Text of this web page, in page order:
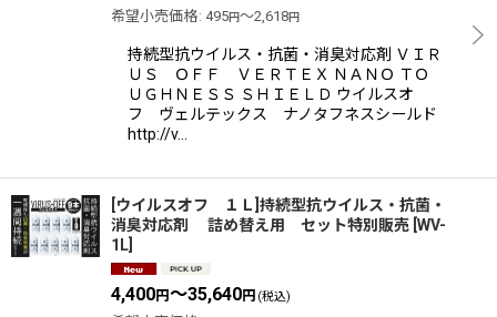
希望小売価格: 495円～2,618円
持続型抗ウイルス・抗菌・消臭対応剤 ＶＩＲ
ＵＳ ＯＦＦ ＶＥＲＴＥＸ ＮＡＮＯ ＴＯ
ＵＧＨＮＥＳＳ ＳＨＩＥＬＤ ウイルスオ
フ ヴェルテックス ナノタフネスシールド
http://v…
[ウイルスオフ １Ｌ]持続型抗ウイルス・抗菌・
消臭対応剤 詰め替え用 セット特別販売 [WV-
1L]
4,400円～35,640円 (税込)